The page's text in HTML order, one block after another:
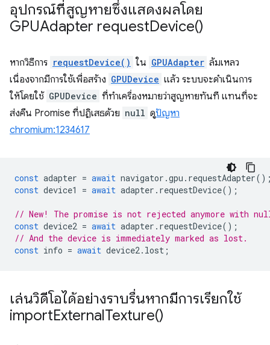
อุปกรณ์ที่สูญหายซึ่งแสดงผลโดย
GPUAdapter requestDevice()
หากวิธีการ requestDevice() ใน GPUAdapter ล้มเหลว
เนื่องจากมีการใช้เพื่อสร้าง GPUDevice แล้ว ระบบจะดำเนินการ
ให้โดยใช้ GPUDevice ที่ทำเครื่องหมายว่าสูญหายทันที แทนที่จะ
ส่งคืน Promise ที่ปฏิเสธด้วย null ดูปัญหา
chromium:1234617
const adapter = await navigator .gpu . requestAdapter
const device1 = await adapter . requestDevice();
// New! The promise is not rejected anymore with
const device2 = await adapter . requestDevice();
// And the device is immediately marked as lost.
const info = await device2. lost ;
เล่นวิดีโอได้อย่างราบรื่นหากมีการเรียกใช้
importExternalTexture()